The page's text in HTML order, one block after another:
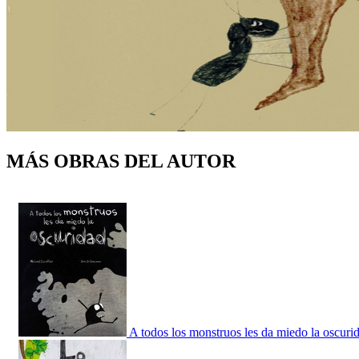
MÁS OBRAS DEL AUTOR
A todos los monstruos les da miedo la